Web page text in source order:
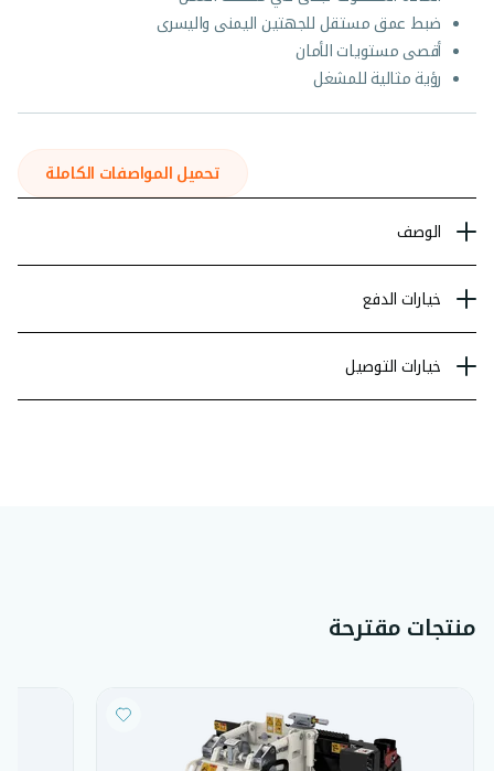
ضبط عمق مستقل للجهتين اليمنى واليسرى
أقصى مستويات الأمان
رؤية مثالية للمشغل
تحميل المواصفات الكاملة
الوصف
خيارات الدفع
خيارات التوصيل
منتجات مقترحة